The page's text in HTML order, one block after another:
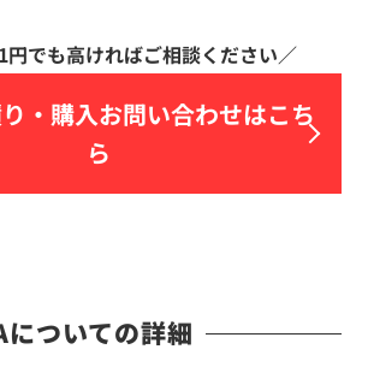
・ 購入お問い合わせはこち
ら
ついての詳細